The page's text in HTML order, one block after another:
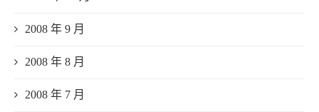
2008 年 9 月
2008 年 8 月
2008 年 7 月